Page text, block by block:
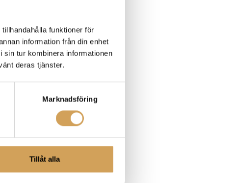
funktioner för
information från din enhet
tur kombinera informationen
deras tjänster.
Marknadsföring
Tillåt alla